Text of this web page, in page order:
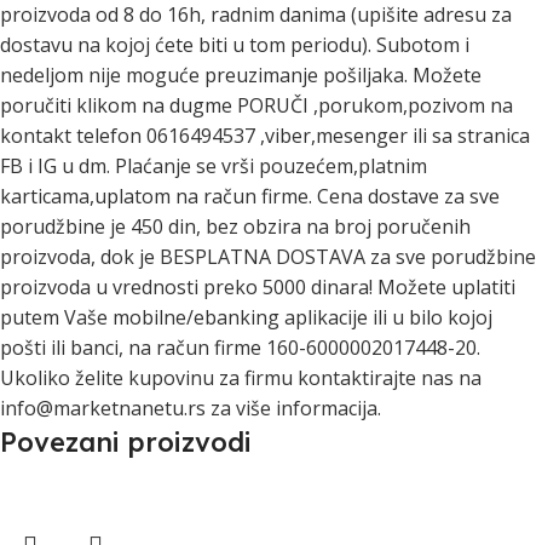
proizvoda od 8 do 16h, radnim danima (upišite adresu za
dostavu na kojoj ćete biti u tom periodu). Subotom i
nedeljom nije moguće preuzimanje pošiljaka. Možete
poručiti klikom na dugme PORUČI ,porukom,pozivom na
kontakt telefon 0616494537 ,viber,mesenger ili sa stranica
FB i IG u dm. Plaćanje se vrši pouzećem,platnim
karticama,uplatom na račun firme. Cena dostave za sve
porudžbine je 450 din, bez obzira na broj poručenih
proizvoda, dok je BESPLATNA DOSTAVA za sve porudžbine
proizvoda u vrednosti preko 5000 dinara! Možete uplatiti
putem Vaše mobilne/ebanking aplikacije ili u bilo kojoj
pošti ili banci, na račun firme 160-6000002017448-20.
Ukoliko želite kupovinu za firmu kontaktirajte nas na
info@marketnanetu.rs za više informacija.
Povezani proizvodi